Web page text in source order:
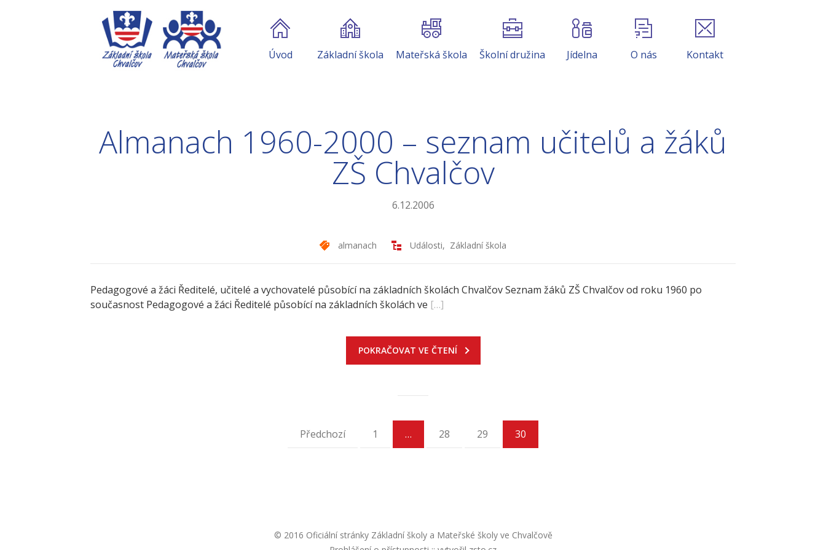
Úvod Základní škola Mateřská škola Školní družina Jídelna O nás Kontakt
Almanach 1960-2000 – seznam učitelů a žáků
ZŠ Chvalčov
6.12.2006
almanach Události, Základní škola
Pedagogové a žáci Ředitelé, učitelé a vychovatelé působící na základních školách Chvalčov Seznam žáků ZŠ Chvalčov od roku 1960 po
současnost Pedagogové a žáci Ředitelé působící na základních školách ve […]
POKRAČOVAT VE ČTENÍ
Předchozí 1 … 28 29 30
© 2016 Oficiální stránky Základní školy a Mateřské školy ve Chvalčově